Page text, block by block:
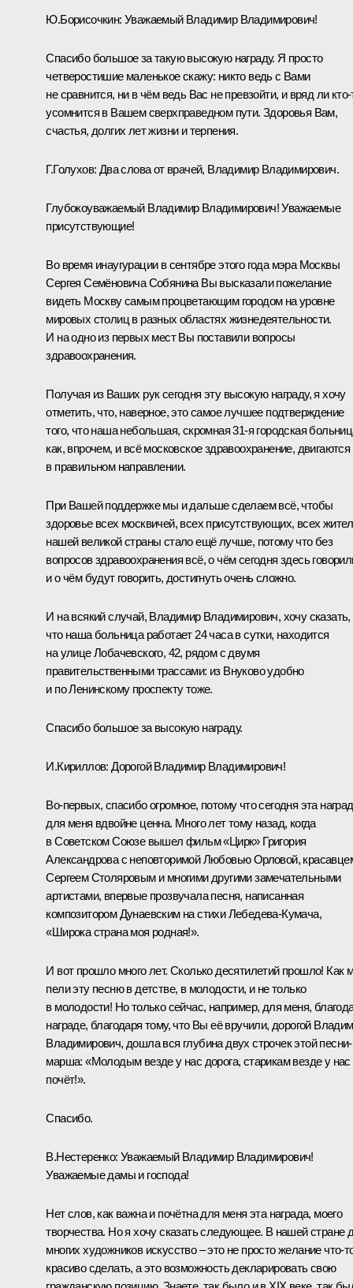
Ю.Борисочкин: Уважаемый Владимир Владимирович!
Спасибо большое за такую высокую награду. Я просто
четверостишие маленькое скажу: никто ведь с Вами
не сравнится, ни в чём ведь Вас не превзойти, и вряд ли
усомнится в Вашем сверхправедном пути. Здоровья Вам,
счастья, долгих лет жизни и терпения.
Г.Голухов: Два слова от врачей, Владимир Владимирович.
Глубокоуважаемый Владимир Владимирович! Уважаемые
присутствующие!
Во время инаугурации в сентябре этого года мэра Москвы
Сергея Семёновича Собянина Вы высказали пожелание
видеть Москву самым процветающим городом на уровне
мировых столиц в разных областях жизнедеятельности.
И на одно из первых мест Вы поставили вопросы
здравоохранения.
Получая из Ваших рук сегодня эту высокую награду, я хочу
отметить, что, наверное, это самое лучшее подтверждение
того, что наша небольшая, скромная 31‑я городская
как, впрочем, и всё московское здравоохранение, двигаются
в правильном направлении.
При Вашей поддержке мы и дальше сделаем всё, чтобы
здоровье всех москвичей, всех присутствующих, всех
нашей великой страны стало ещё лучше, потому что без
вопросов здравоохранения всё, о чём сегодня здесь
и о чём будут говорить, достигнуть очень сложно.
И на всякий случай, Владимир Владимирович, хочу сказать,
что наша больница работает 24 часа в сутки, находится
на улице Лобачевского, 42, рядом с двумя
правительственными трассами: из Внуково удобно
и по Ленинскому проспекту тоже.
Спасибо большое за высокую награду.
И.Кириллов: Дорогой Владимир Владимирович!
Во‑первых, спасибо огромное, потому что сегодня эта
для меня вдвойне ценна. Много лет тому назад, когда
в Советском Союзе вышел фильм «Цирк» Григория
Александрова с неповторимой Любовью Орловой,
Сергеем Столяровым и многими другими замечательными
артистами, впервые прозвучала песня, написанная
композитором Дунаевским на стихи Лебедева-Кумача,
«Широка страна моя родная!».
И вот прошло много лет. Сколько десятилетий прошло! Как
пели эту песню в детстве, в молодости, и не только
в молодости! Но только сейчас, например, для меня,
награде, благодаря тому, что Вы её вручили, дорогой
Владимирович, дошла вся глубина двух строчек этой песни-
марша: «Молодым везде у нас дорога, старикам везде у нас
почёт!».
Спасибо.
В.Нестеренко: Уважаемый Владимир Владимирович!
Уважаемые дамы и господа!
Нет слов, как важна и почётна для меня эта награда, моего
творчества. Но я хочу сказать следующее. В нашей стране
многих художников искусство – это не просто желание
красиво сделать, а это возможность декларировать свою